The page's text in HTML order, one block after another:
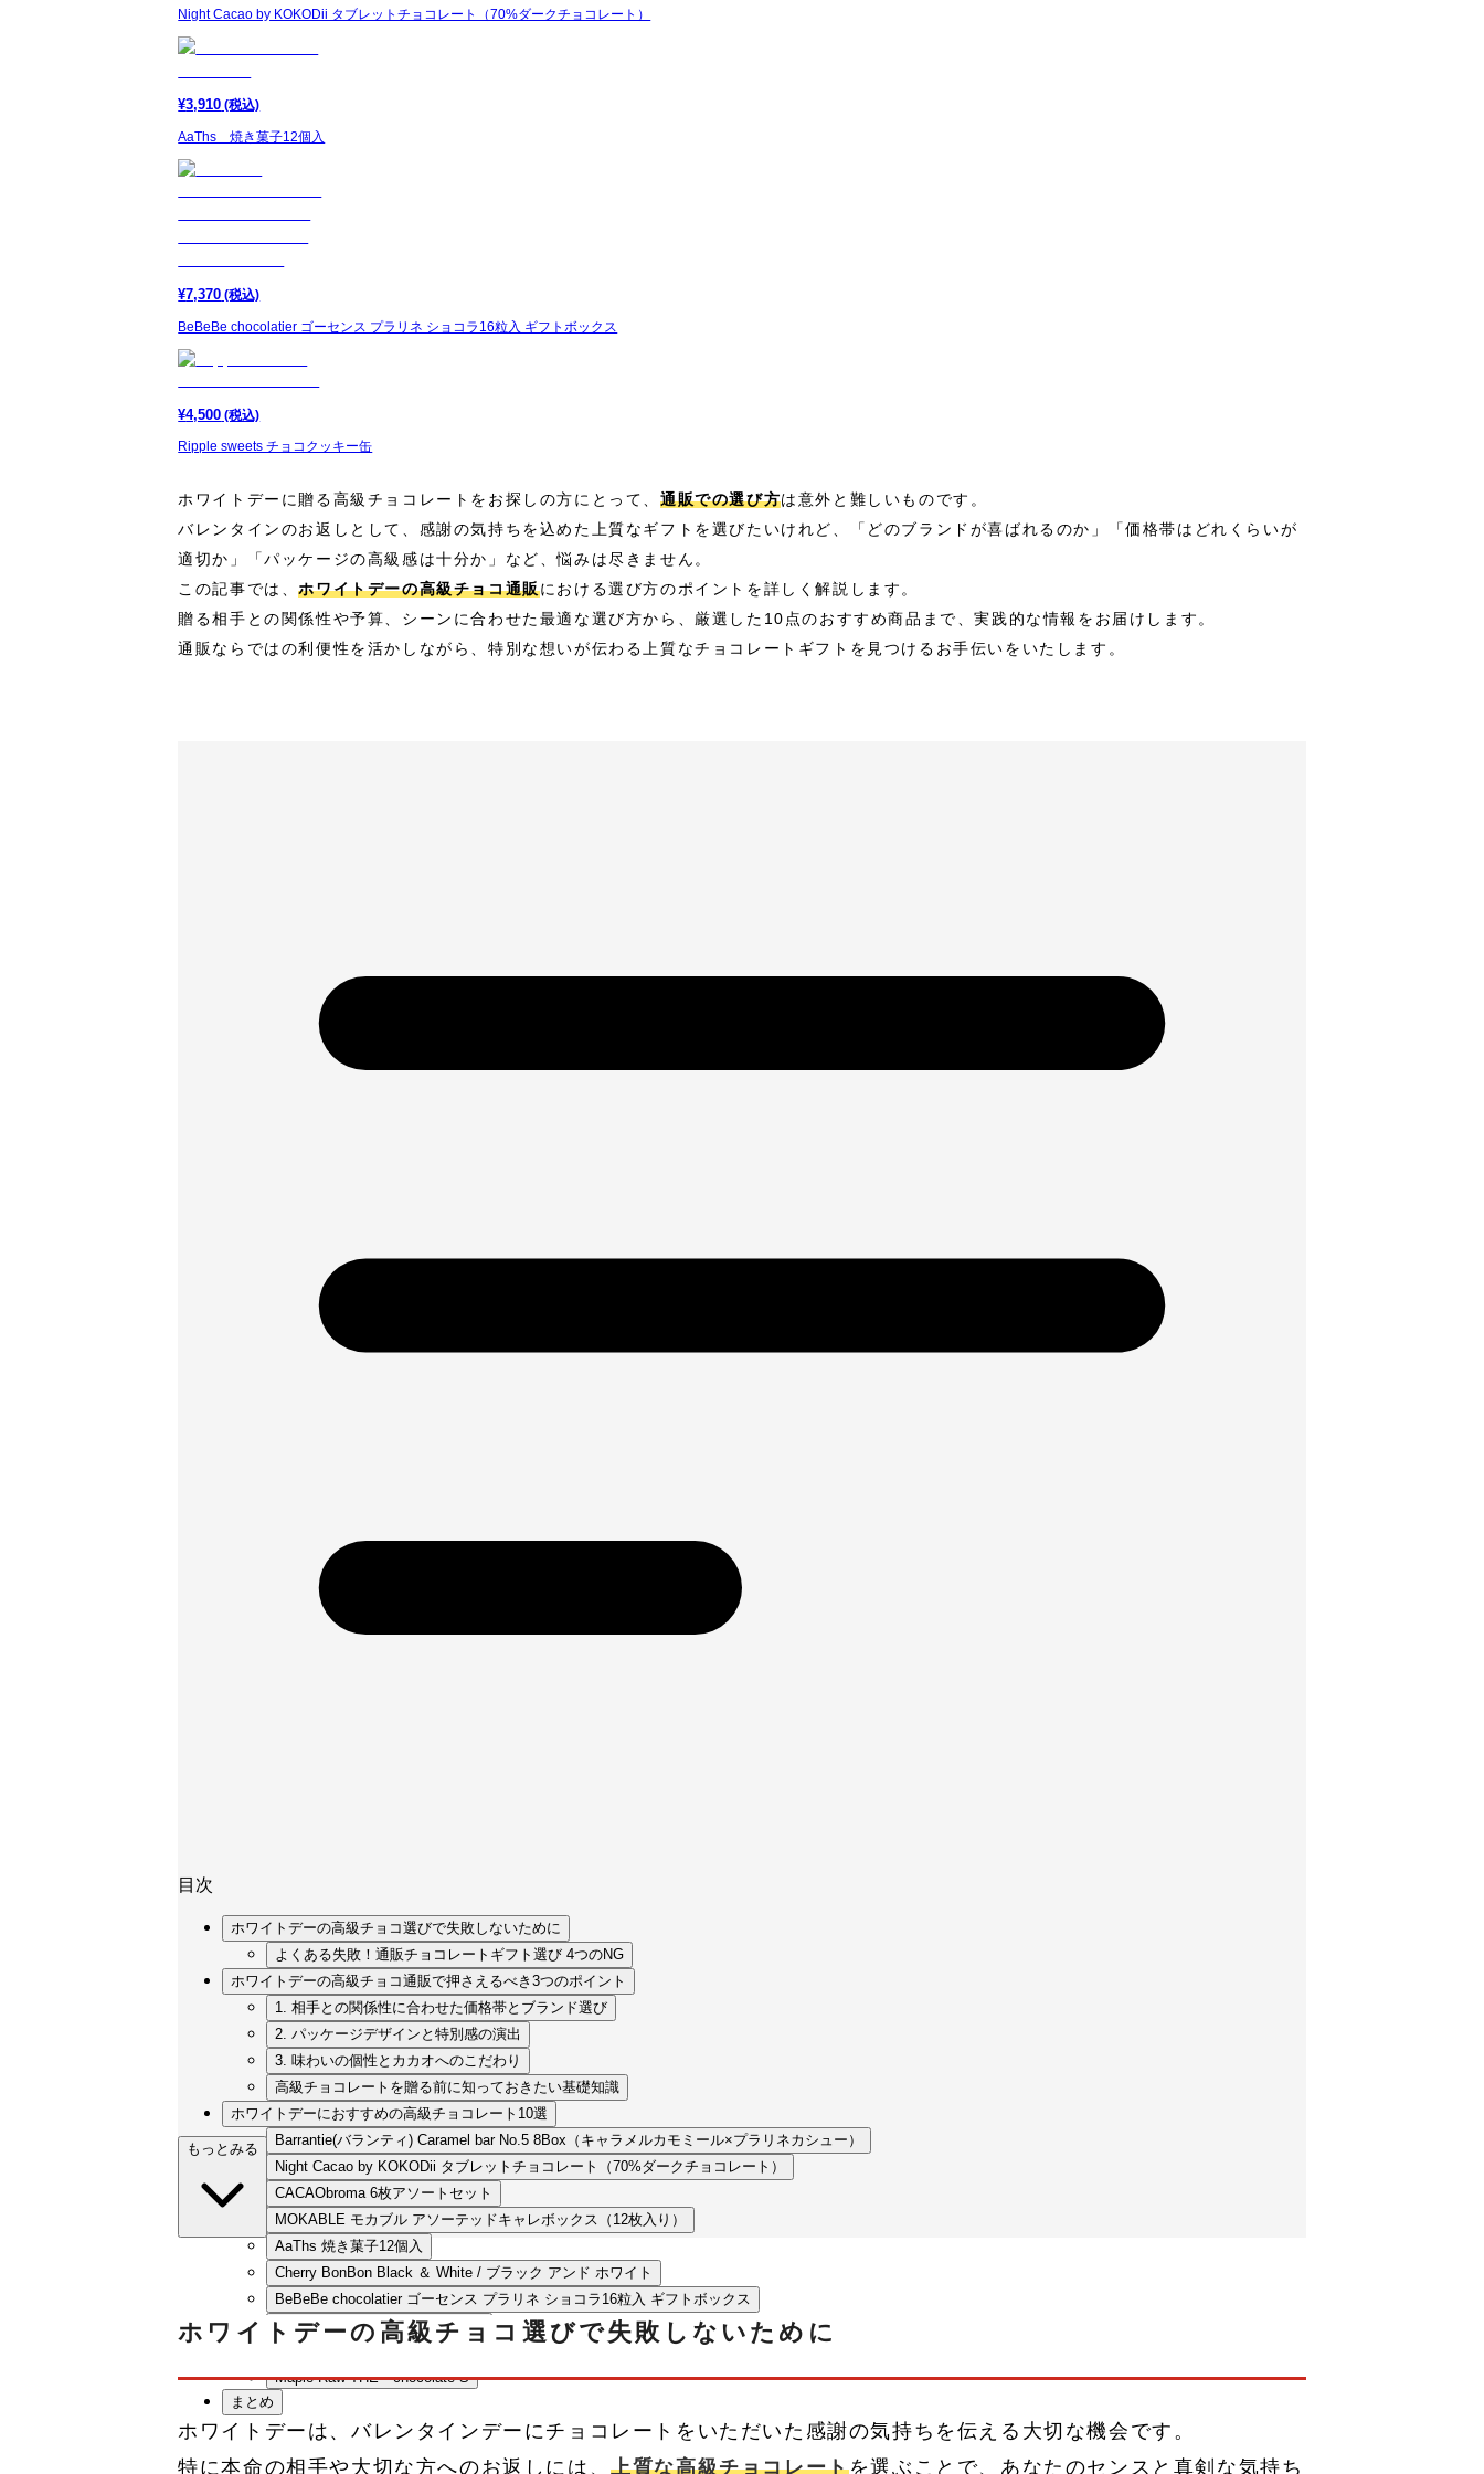
Night Cacao by KOKODii タブレットチョコレート（70%ダークチョコレート）
¥3,910 (税込)
AaThs 焼き菓子12個入
¥7,370 (税込)
BeBeBe chocolatier ゴーセンス プラリネ ショコラ16粒入 ギフトボックス
¥4,500 (税込)
Ripple sweets チョコクッキー缶
ホワイトデーに贈る高級チョコレートをお探しの方にとって、通販での選び方は意外と難しいものです。
バレンタインのお返しとして、感謝の気持ちを込めた上質なギフトを選びたいけれど、「どのブランドが喜ばれるのか」「価格帯はどれくらいが
適切か」「パッケージの高級感は十分か」など、悩みは尽きません。
この記事では、ホワイトデーの高級チョコ通販における選び方のポイントを詳しく解説します。
贈る相手との関係性や予算、シーンに合わせた最適な選び方から、厳選した10点のおすすめ商品まで、実践的な情報をお届けします。
通販ならではの利便性を活かしながら、特別な想いが伝わる上質なチョコレートギフトを見つけるお手伝いをいたします。
目次
ホワイトデーの高級チョコ選びで失敗しないために
よくある失敗！通販チョコレートギフト選び 4つのNG
ホワイトデーの高級チョコ通販で押さえるべき3つのポイント
1. 相手との関係性に合わせた価格帯とブランド選び
2. パッケージデザインと特別感の演出
3. 味わいの個性とカカオへのこだわり
高級チョコレートを贈る前に知っておきたい基礎知識
ホワイトデーにおすすめの高級チョコレート10選
Barrantie(バランティ) Caramel bar No.5 8Box（キャラメルカモミール×プラリネカシュー）
Night Cacao by KOKODii タブレットチョコレート（70%ダークチョコレート）
CACAObroma 6枚アソートセット
MOKABLE モカブル アソーテッドキャレボックス（12枚入り）
AaThs 焼き菓子12個入
Cherry BonBon Black ＆ White / ブラック アンド ホワイト
BeBeBe chocolatier ゴーセンス プラリネ ショコラ16粒入 ギフトボックス
Ripple sweets チョコクッキー缶
Maple Raw THE chocolate S
まとめ
もっとみる
ホワイトデーの高級チョコ選びで失敗しないために
ホワイトデーは、バレンタインデーにチョコレートをいただいた感謝の気持ちを伝える大切な機会です。
特に本命の相手や大切な方へのお返しには、上質な高級チョコレートを選ぶことで、あなたのセンスと真剣な気持ち